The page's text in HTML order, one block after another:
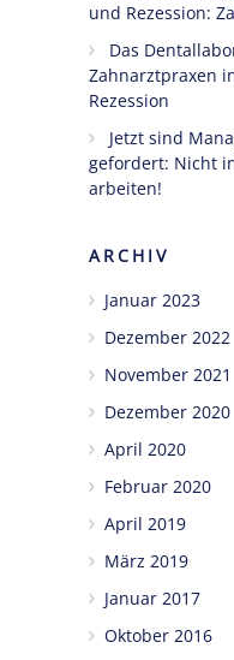
und Rezession:
Das
Zahnarztpraxen
Rezession
Jetzt sind
gefordert: Nicht
arbeiten!
ARCHIV
Januar 2023
Dezember 2022
November 2021
Dezember 2020
April 2020
Februar 2020
April 2019
März 2019
Januar 2017
Oktober 2016